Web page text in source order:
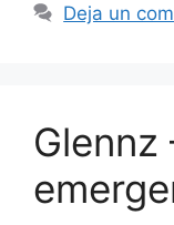
Deja un
Glennz